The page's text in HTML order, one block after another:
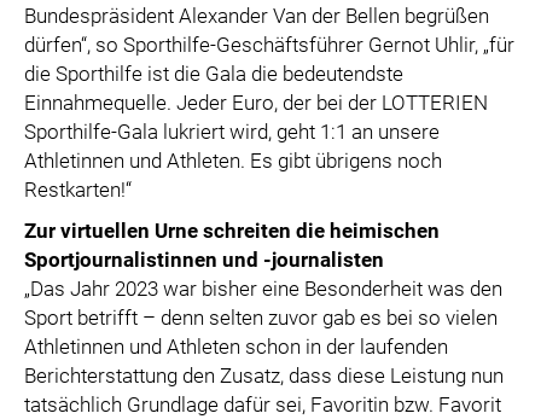
Bundespräsident Alexander Van der Bellen begrüßen
dürfen“, so Sporthilfe-Geschäftsführer Gernot Uhlir, „für
die Sporthilfe ist die Gala die bedeutendste
Einnahmequelle. Jeder Euro, der bei der LOTTERIEN
Sporthilfe-Gala lukriert wird, geht 1:1 an unsere
Athletinnen und Athleten. Es gibt übrigens noch
Restkarten!“
Zur virtuellen Urne schreiten die heimischen
Sportjournalistinnen und -journalisten
„Das Jahr 2023 war bisher eine Besonderheit was den
Sport betrifft – denn selten zuvor gab es bei so vielen
Athletinnen und Athleten schon in der laufenden
Berichterstattung den Zusatz, dass diese Leistung nun
tatsächlich Grundlage dafür sei, Favoritin bzw. Favorit